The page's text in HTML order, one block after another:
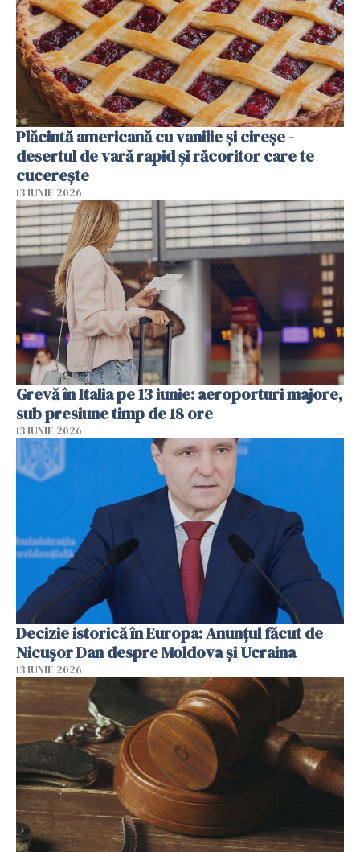
Plăcintă americană cu vanilie și cireșe -
desertul de vară rapid și răcoritor care te
cucerește
13 IUNIE 2026
Grevă în Italia pe 13 iunie: aeroporturi majore,
sub presiune timp de 18 ore
13 IUNIE 2026
Decizie istorică în Europa: Anunțul făcut de
Nicușor Dan despre Moldova și Ucraina
13 IUNIE 2026